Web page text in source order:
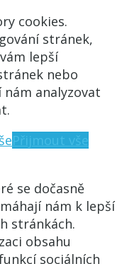
cookies.
stránek,
lepší
nebo
analyzovat
Přijmout vše
se dočasně
nám k lepší
stránkách.
obsahu
sociálních